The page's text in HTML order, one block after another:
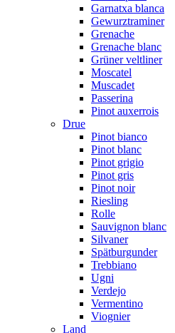
Garnatxa blanca
Gewurztraminer
Grenache
Grenache blanc
Grüner veltliner
Moscatel
Muscadet
Passerina
Pinot auxerrois
Drue
Pinot bianco
Pinot blanc
Pinot grigio
Pinot gris
Pinot noir
Riesling
Rolle
Sauvignon blanc
Silvaner
Spätburgunder
Trebbiano
Ugni
Verdejo
Vermentino
Viognier
Land